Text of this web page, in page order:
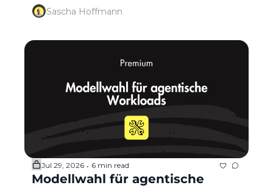
Sascha Hoffmann
Jul 29, 2026 • 6 min read
Modellwahl für agentische